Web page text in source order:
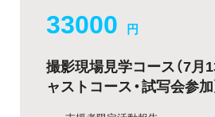
33000 円
撮影現場見学コース（7月
ャストコース・試写会参加